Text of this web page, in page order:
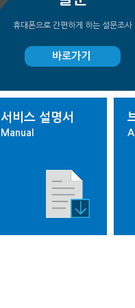
휴대폰으로 간편하게 하는 설문조사
바로가기
서비스 설명서
Manual